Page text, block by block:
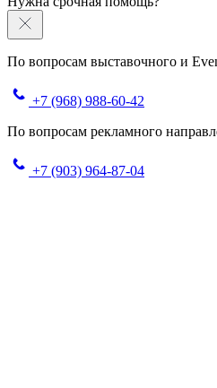
По вопросам выставочного и
+7 (968) 988-60-42
По вопросам рекламного
+7 (903) 964-87-04